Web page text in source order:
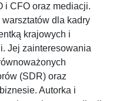
i CFO oraz mediacji.
dla kadry
krajowych i
Jej zainteresowania
(SDR) oraz
Autorka i